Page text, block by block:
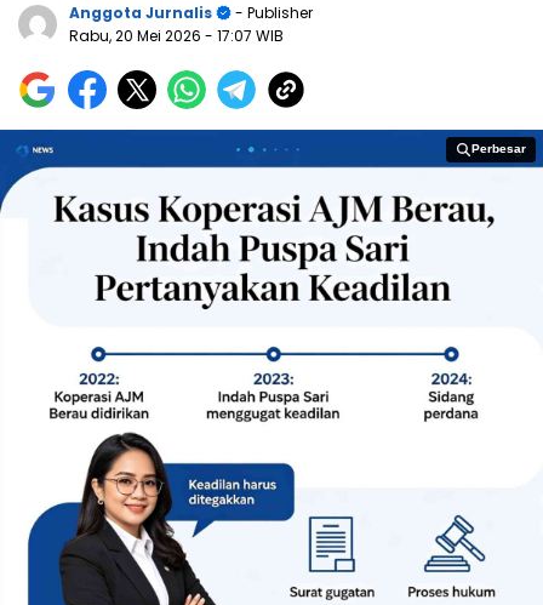
Anggota Jurnalis
- Publisher
Rabu, 20 Mei 2026 - 17:07 WIB
Perbesar
Perbesar